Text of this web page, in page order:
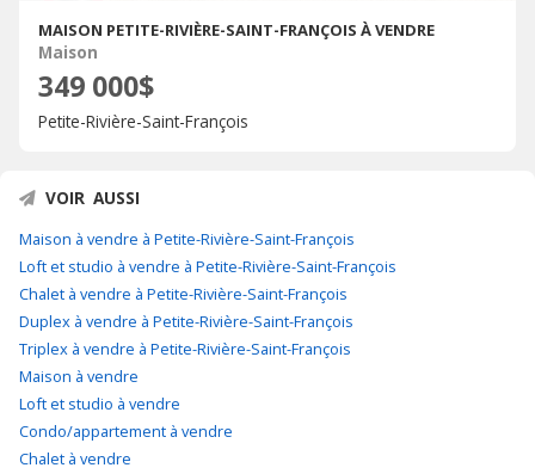
MAISON PETITE-RIVIÈRE-SAINT-FRANÇOIS À VENDRE
Maison
349 000$
Petite-Rivière-Saint-François
VOIR AUSSI
Maison à vendre à Petite-Rivière-Saint-François
Loft et studio à vendre à Petite-Rivière-Saint-François
Chalet à vendre à Petite-Rivière-Saint-François
Duplex à vendre à Petite-Rivière-Saint-François
Triplex à vendre à Petite-Rivière-Saint-François
Maison à vendre
Loft et studio à vendre
Condo/appartement à vendre
Chalet à vendre